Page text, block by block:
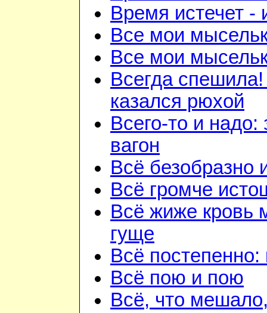
Время истечет -
Все мои
Все мои
Всегда
казался рюхой
Всего-то и надо:
вагон
Всё безобразно
Всё громче
Всё жиже кровь
гуще
Всё постепенно:
Всё пою и пою
Всё, что